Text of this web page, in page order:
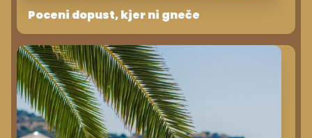
Poceni dopust, kjer ni gneče